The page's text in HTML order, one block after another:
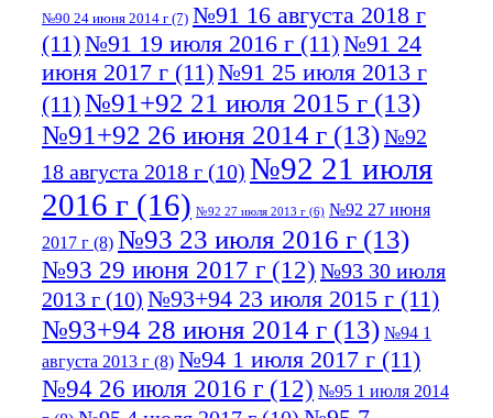
№90 24 июня 2014 г (7) №91 16 августа 2018 г
(11)№91 19 июля 2016 г (11)№91 24
июня 2017 г (11)№91 25 июля 2013 г
(11)№91+92 21 июля 2015 г (13)
№91+92 26 июня 2014 г (13)№92
18 августа 2018 г (10) №92 21 июля
2016 г (16) №92 27 июля 2013 г (6) №92 27 июня
2017 г (8) №93 23 июля 2016 г (13)
№93 29 июня 2017 г (12) №93 30 июля
2013 г (10) №93+94 23 июля 2015 г (11)
№93+94 28 июня 2014 г (13) №94 1
августа 2013 г (8) №94 1 июля 2017 г (11)
№94 26 июля 2016 г (12) №95 1 июля 2014